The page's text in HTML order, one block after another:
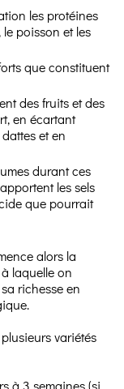
les protéines
poisson et les
que constituent
des fruits et des
en écartant
et en
durant ces
les sels
que pourrait
alors la
laquelle on
richesse en
variétés
à 3 semaines (si